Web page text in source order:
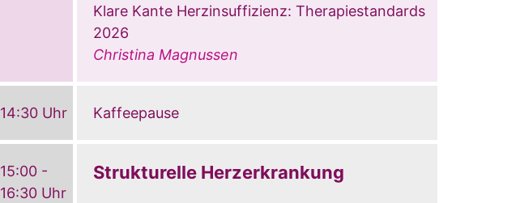
Klare Kante Herzinsuffizienz: Therapiestandards
2026
Christina Magnussen
14:30 Uhr Kaffeepause
15:00 -
16:30 Uhr
Strukturelle Herzerkrankung